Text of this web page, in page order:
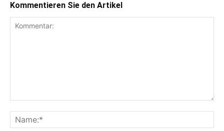
Kommentieren Sie den Artikel